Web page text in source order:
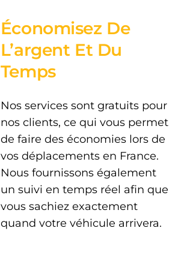
Économisez De
L’argent Et Du
Temps
Nos services sont gratuits pour
nos clients, ce qui vous permet
de faire des économies lors de
vos déplacements en France.
Nous fournissons également
un suivi en temps réel afin que
vous sachiez exactement
quand votre véhicule arrivera.